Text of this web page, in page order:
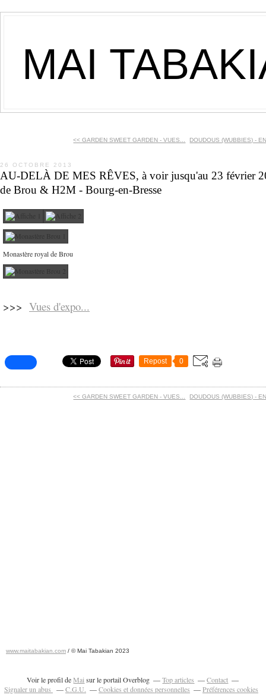
MAI
<< GARDEN SWEET GARDEN - VUES... DOUDOUS (WUBBIES) -
26 OCTOBRE 2013
AU-DELÀ DE MES RÊVES, à voir jusqu'au 23 février
de Brou & H2M - Bourg-en-Bresse
Monastère royal de Brou
>>> Vues d'expo...
Repost 0
<< GARDEN SWEET GARDEN - VUES... DOUDOUS (WUBBIES) -
www.maitabakian.com / © Mai Tabakian 2023
Voir le profil deMaisur le portail Overblog Top articles
Contact
Signaler un abus
C.G.U. Cookies et données personnelles Préférences cookies